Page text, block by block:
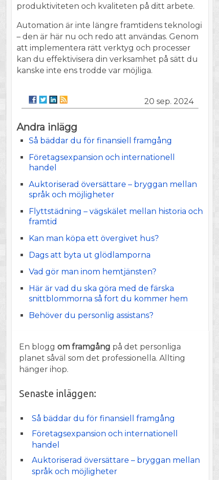
produktiviteten och kvaliteten på ditt arbete.
Automation är inte längre framtidens teknologi
– den är här nu och redo att användas. Genom
att implementera rätt verktyg och processer
kan du effektivisera din verksamhet på sätt du
kanske inte ens trodde var möjliga.
20 sep. 2024
Andra inlägg
Så bäddar du för finansiell framgång
Företagsexpansion och internationell
handel
Auktoriserad översättare – bryggan mellan
språk och möjligheter
Flyttstädning – vägskälet mellan historia och
framtid
Kan man köpa ett övergivet hus?
Dags att byta ut glödlamporna
Vad gör man inom hemtjänsten?
Här är vad du ska göra med de färska
snittblommorna så fort du kommer hem
Behöver du personlig assistans?
En blogg om framgång på det personliga
planet såväl som det professionella. Allting
hänger ihop.
Senaste inläggen:
Så bäddar du för finansiell framgång
Företagsexpansion och internationell
handel
Auktoriserad översättare – bryggan mellan
språk och möjligheter